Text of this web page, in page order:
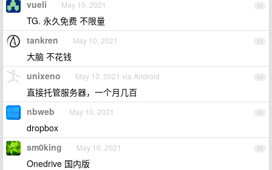
12
vueli May 10, 2021
TG. 永久免费 不限量
13
tankren May 10, 2021
大脑 不花钱
14
unixeno May 10, 2021 via Android
直接托管服务器，一个月几百
15
nbweb May 10, 2021
dropbox
16
sm0king May 10, 2021
Onedrive 国内版